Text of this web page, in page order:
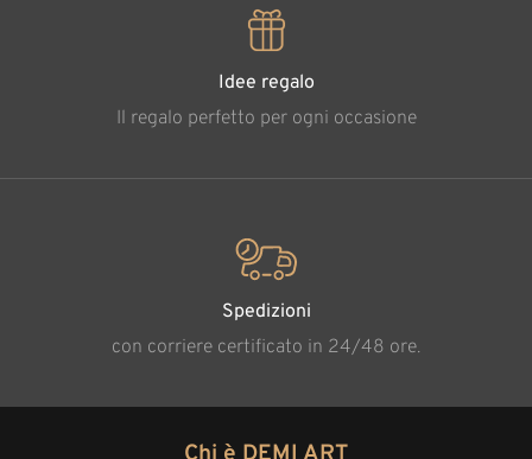
Idee regalo
Il regalo perfetto per ogni occasione
Spedizioni
con corriere certificato in 24/48 ore.